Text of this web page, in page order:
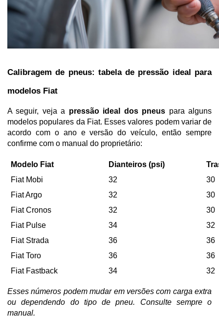
Calibragem de pneus: tabela de pressão ideal para
modelos Fiat
A seguir, veja a pressão ideal dos pneus para alguns
modelos populares da Fiat. Esses valores podem variar de
acordo com o ano e versão do veículo, então sempre
confirme com o manual do proprietário:
Modelo Fiat Dianteiros (psi)
Fiat Mobi
32
30
Fiat Argo
32
30
Fiat Cronos
32
30
Fiat Pulse
34
32
Fiat Strada
36
36
Fiat Toro
36
36
Fiat Fastback
34 32
Esses números podem mudar em versões com carga extra
ou dependendo do tipo de pneu. Consulte sempre o
manual.